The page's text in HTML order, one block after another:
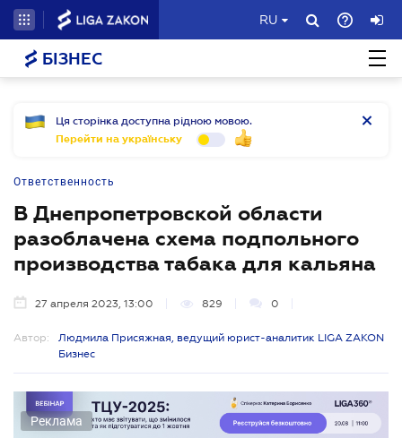
RU
БІЗНЕС
Ця сторінка доступна рідною мовою.
Перейти на українську
Ответственность
В Днепропетровской области
разоблачена схема подпольного
производства табака для кальяна
27 апреля 2023, 13:00 829 0
Автор:
Людмила Присяжная, ведущий юрист-аналитик LIGA ZAKON
Бизнес
Реклама